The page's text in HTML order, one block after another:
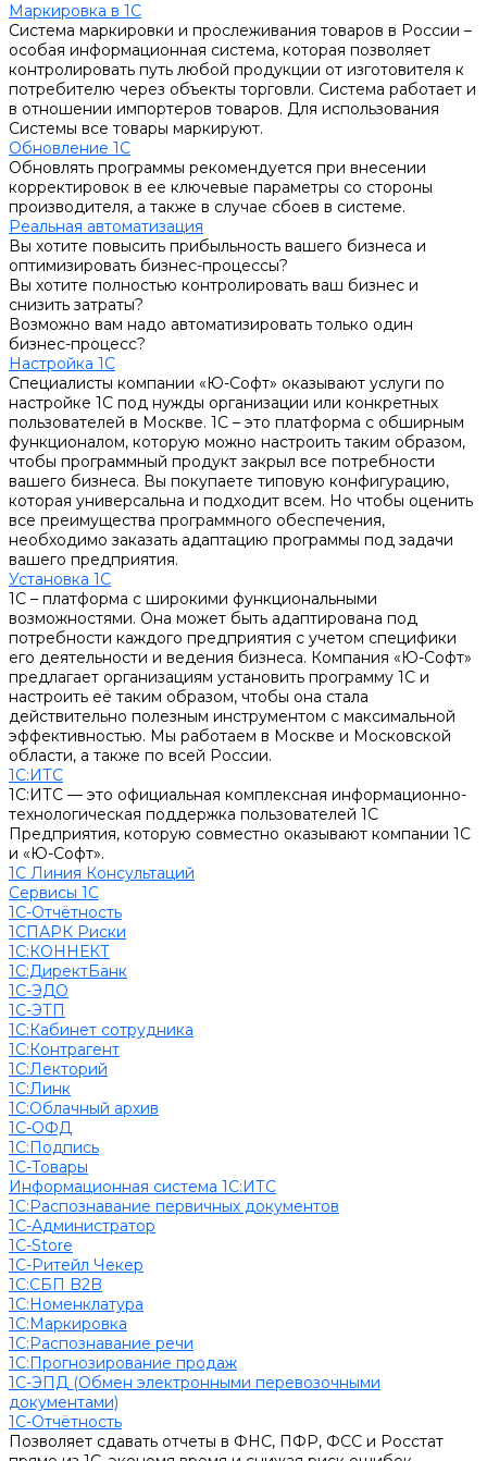
Маркировка в 1С
Система маркировки и прослеживания товаров в России –
особая информационная система, которая позволяет
контролировать путь любой продукции от изготовителя к
потребителю через объекты торговли. Система работает и
в отношении импортеров товаров. Для использования
Системы все товары маркируют.
Обновление 1С
Обновлять программы рекомендуется при внесении
корректировок в ее ключевые параметры со стороны
производителя, а также в случае сбоев в системе.
Реальная автоматизация
Вы хотите повысить прибыльность вашего бизнеса и
оптимизировать бизнес-процессы?
Вы хотите полностью контролировать ваш бизнес и
снизить затраты?
Возможно вам надо автоматизировать только один
бизнес-процесс?
Настройка 1С
Специалисты компании «Ю-Софт» оказывают услуги по
настройке 1С под нужды организации или конкретных
пользователей в Москве. 1С – это платформа с обширным
функционалом, которую можно настроить таким образом,
чтобы программный продукт закрыл все потребности
вашего бизнеса. Вы покупаете типовую конфигурацию,
которая универсальна и подходит всем. Но чтобы оценить
все преимущества программного обеспечения,
необходимо заказать адаптацию программы под задачи
вашего предприятия.
Установка 1С
1С – платформа с широкими функциональными
возможностями. Она может быть адаптирована под
потребности каждого предприятия с учетом специфики
его деятельности и ведения бизнеса. Компания «Ю-Софт»
предлагает организациям установить программу 1С и
настроить её таким образом, чтобы она стала
действительно полезным инструментом с максимальной
эффективностью. Мы работаем в Москве и Московской
области, а также по всей России.
1С:ИТС
1С:ИТС — это официальная комплексная информационно-
технологическая поддержка пользователей 1С
Предприятия, которую совместно оказывают компании 1С
и «Ю-Софт».
1С Линия Консультаций
Сервисы 1С
1С-Отчётность
1СПАРК Риски
1С:КОННЕКТ
1С:ДиректБанк
1С-ЭДО
1С-ЭТП
1С:Кабинет сотрудника
1С:Контрагент
1С:Лекторий
1С:Линк
1С:Облачный архив
1С-ОФД
1С:Подпись
1С-Товары
Информационная система 1С:ИТС
1С:Распознавание первичных документов
1С-Администратор
1С-Store
1С-Ритейл Чекер
1С:СБП B2B
1С:Номенклатура
1С:Маркировка
1С:Распознавание речи
1С:Прогнозирование продаж
1С-ЭПД (Обмен электронными перевозочными
документами)
1С-Отчётность
Позволяет сдавать отчеты в ФНС, ПФР, ФСС и Росстат